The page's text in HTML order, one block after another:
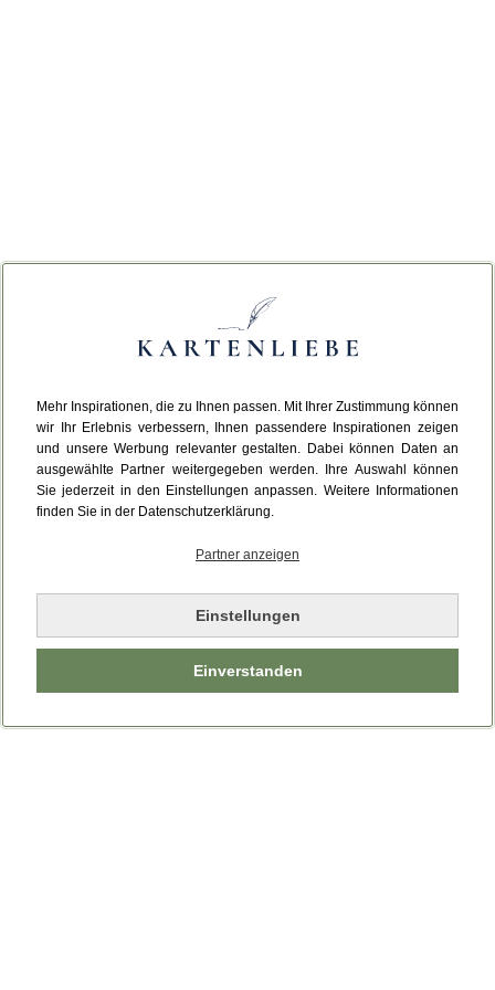
Mehr Inspirationen, die zu Ihnen passen. Mit Ihrer Zustimmung können
wir Ihr Erlebnis verbessern, Ihnen passendere Inspirationen zeigen
und unsere Werbung relevanter gestalten. Dabei können Daten an
ausgewählte Partner weitergegeben werden. Ihre Auswahl können
Sie jederzeit in den Einstellungen anpassen. Weitere Informationen
finden Sie in der Datenschutzerklärung.
Partner anzeigen
Einstellungen
Einverstanden